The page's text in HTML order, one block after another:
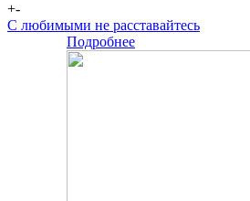
+-
С любимыми не расставайтесь
Подробнее